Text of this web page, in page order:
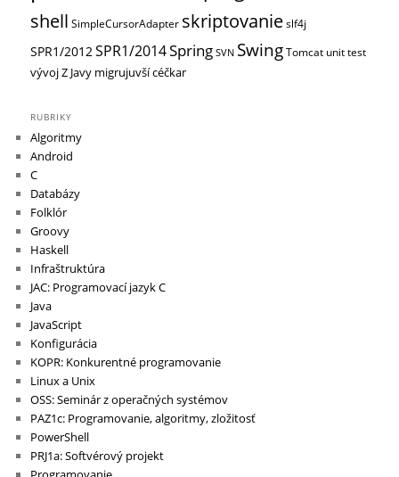
shell SimpleCursorAdapter skriptovanieslf4j
SPR1/2012SPR1/2014Spring SVN SwingTomcat unit test
vývojZ Javy migrujuvší céčkar
RUBRIKY
Algoritmy
Android
C
Databázy
Folklór
Groovy
Haskell
Infraštruktúra
JAC: Programovací jazyk C
Java
JavaScript
Konfigurácia
KOPR: Konkurentné programovanie
Linux a Unix
OSS: Seminár z operačných systémov
PAZ1c: Programovanie, algoritmy, zložitosť
PowerShell
PRJ1a: Softvérový projekt